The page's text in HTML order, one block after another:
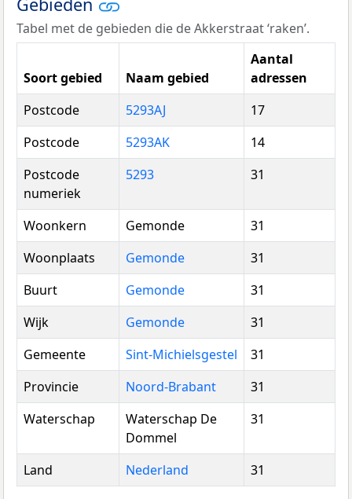
Tabel met de gebieden die de Akkerstraat ‘raken’.
Soort gebied Naam gebied
Aantal
adressen
Postcode
5293AJ
17
Postcode
5293AK
14
Postcode
numeriek
5293 31
Woonkern Gemonde
31
Woonplaats
Gemonde
31
Buurt
Gemonde
31
Wijk
Gemonde
31
Gemeente
Sint-Michielsgestel
31
Provincie
Noord-Brabant
31
Waterschap
Waterschap De
Dommel
31
Land Nederland 31